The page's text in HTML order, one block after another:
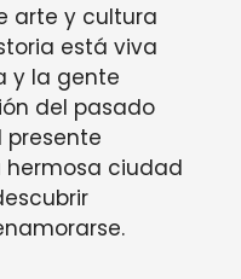
arte y cultura
está viva
y la gente
del pasado
presente
hermosa ciudad